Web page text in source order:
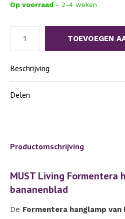
Op voorraad - 2-4 weken
TOEVOEGEN
Beschrijving
Delen
Productomschrijving
MUST Living Formentera
bananenblad
De Formentera hanglamp van